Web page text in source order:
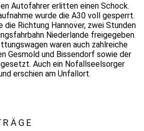
Autofahrer erlitten einen Schock.
wurde die A30 voll gesperrt.
die Richtung Hannover, zwei Stunden
Niederlande freigegeben.
waren auch zahlreiche
Gesmold und Bissendorf sowie der
Auch ein Nofallseelsorger
erschien am Unfallort.